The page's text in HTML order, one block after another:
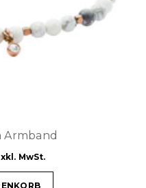
Armband
MwSt.